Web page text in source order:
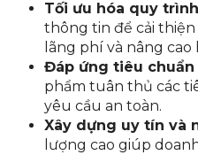
Tối ưu hóa quy
thông tin để cải
lãng phí và nâng cao
Đáp ứng tiêu chuẩn
phẩm tuân thủ các
yêu cầu an toàn.
Xây dựng uy tín và
lượng cao giúp